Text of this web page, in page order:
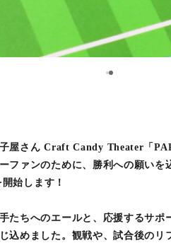
12
屋さん Craft Candy Theater「
ファンのために、勝利への願いを
始します！
たちへのエールと、応援するサポ
込めました。観戦や、試合後のリ